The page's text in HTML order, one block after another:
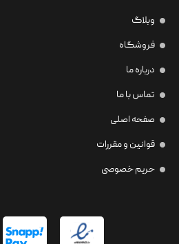
وبلاگ
فروشگاه
درباره ما
تماس با ما
صفحه اصلی
قوانین و مقررات
حریم خصوصی